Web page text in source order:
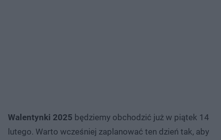
Walentynki 2025 będziemy obchodzić już w piątek 14
lutego. Warto wcześniej zaplanować ten dzień tak, aby